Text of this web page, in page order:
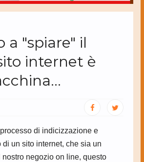
a "spiare" il
internet è
di indicizzazione e
di un sito internet, che sia un
nostro negozio on line, questo